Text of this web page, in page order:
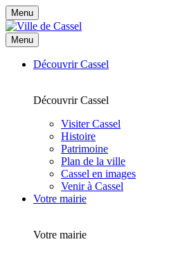
Menu
Menu
Découvrir Cassel
Découvrir Cassel
Visiter Cassel
Histoire
Patrimoine
Plan de la ville
Cassel en images
Venir à Cassel
Votre mairie
Votre mairie